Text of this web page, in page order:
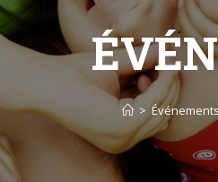
> Événements